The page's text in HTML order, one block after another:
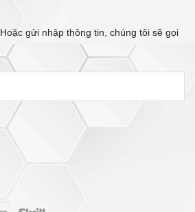
Hoặc gửi nhập thông tin, chúng tôi sẽ gọi